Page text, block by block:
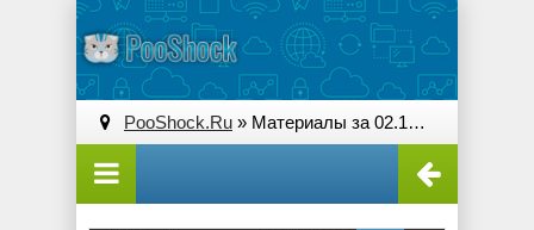
PooShock.Ru » Материалы за 02.10.2025